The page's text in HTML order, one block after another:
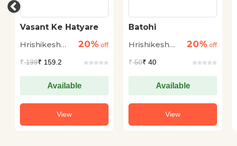
Vasant Ke Hatyare
Hrishikesh
20% off
₹199₹ 159.2
Available
View
Batohi
Hrishikesh
20% off
₹50₹ 40
Available
View